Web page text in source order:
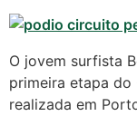
O jovem surfista
primeira etapa do
realizada em